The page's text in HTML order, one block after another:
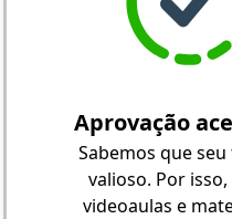
Aprovação
Sabemos que
valioso. Por isso,
videoaulas e